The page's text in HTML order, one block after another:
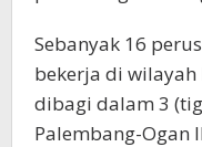
Sebanyak 16
bekerja di wilayah
dibagi dalam 3
Palembang-Ogan